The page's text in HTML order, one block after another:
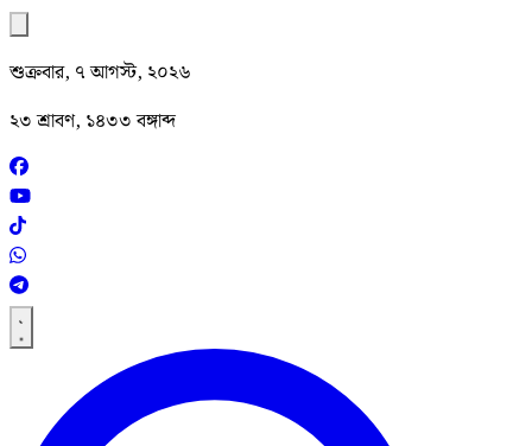
শুক্রবার, ৭ আগস্ট, ২০২৬
২৩ শ্রাবণ, ১৪৩৩ বঙ্গাব্দ